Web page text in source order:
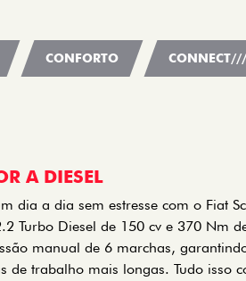
CONFORTO
A DIESEL
dia a dia sem estresse com o Fiat
Turbo Diesel de 150 cv e 370 Nm
manual de 6 marchas,
de trabalho mais longas. Tudo isso